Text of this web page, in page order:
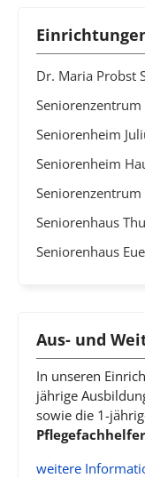
Dr. Maria Probst
Seniorenzentrum
Seniorenheim
Seniorenheim
Seniorenhaus
Seniorenhaus
Aus- und
In unseren
jährige
sowie die 1-
Pflegefachhelfer
weitere